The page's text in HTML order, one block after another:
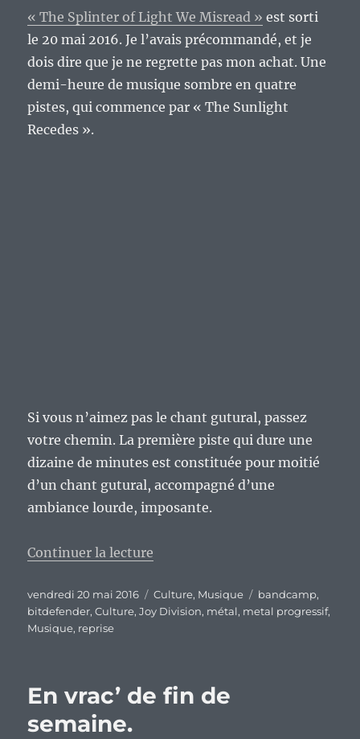
« The Splinter of Light We Misread » est sorti
le 20 mai 2016. Je l’avais précommandé, et je
dois dire que je ne regrette pas mon achat. Une
demi-heure de musique sombre en quatre
pistes, qui commence par « The Sunlight
Recedes ».
Si vous n’aimez pas le chant gutural, passez
votre chemin. La première piste qui dure une
dizaine de minutes est constituée pour moitié
d’un chant gutural, accompagné d’une
ambiance lourde, imposante.
Continuer la lecture
Publié
le
vendredi 20 mai 2016 Catégories
Culture, Musique Étiquettes
bandcamp,
bitdefender,Culture,Joy Division, métal, metal progressif,
Musique, reprise
En vrac’ de fin de
semaine.